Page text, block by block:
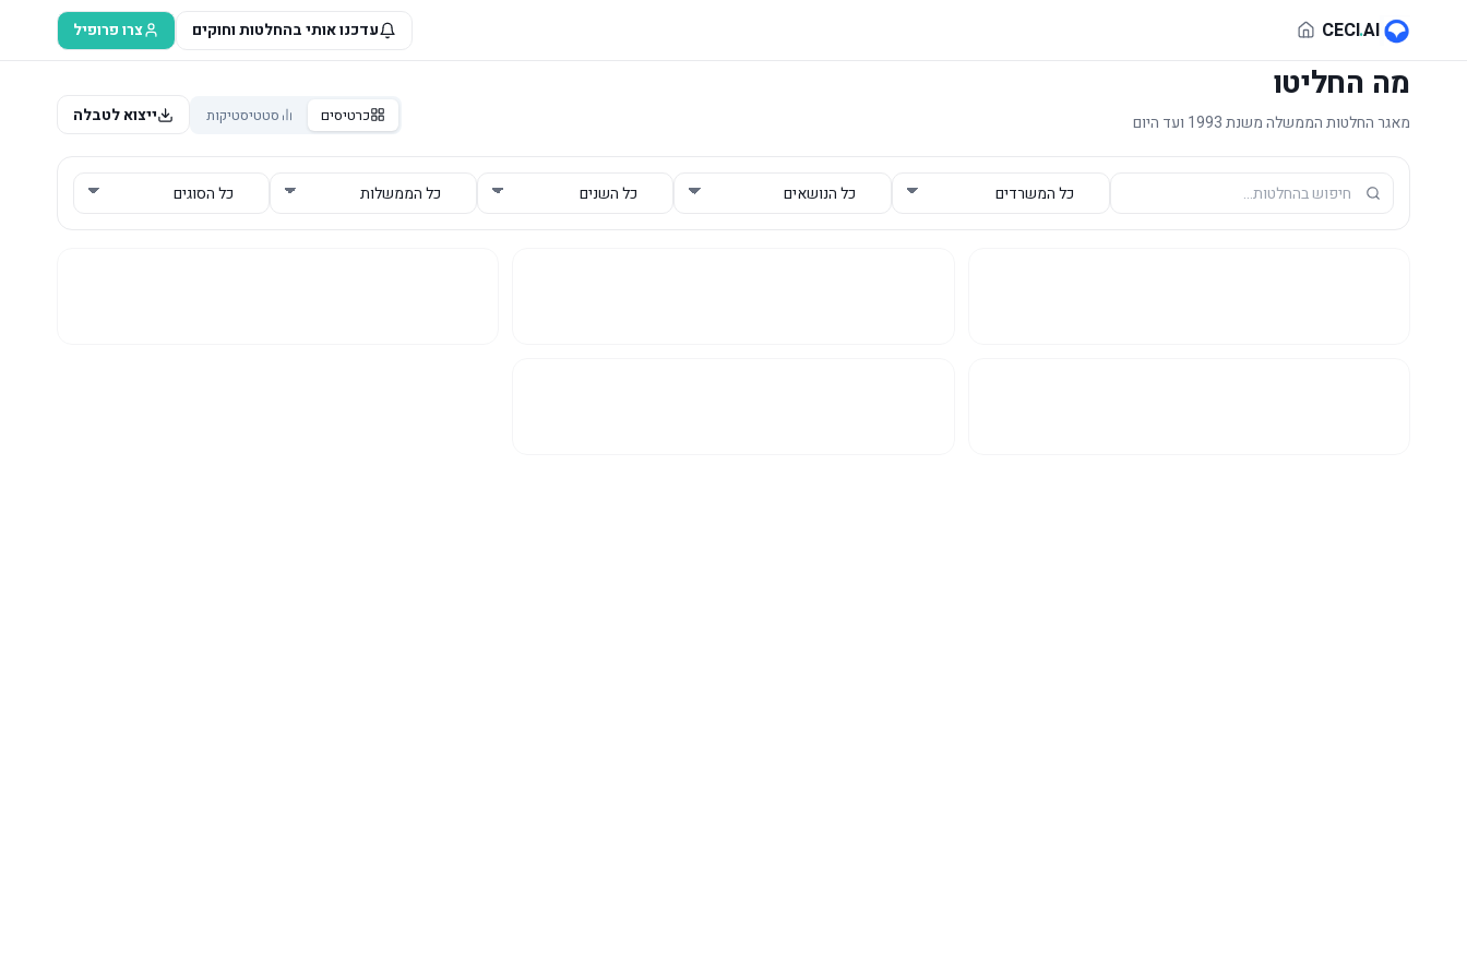
דלג לתוכן הראשי
CECI.AI עדכנו אותי בהחלטות וחוקים צרו פרופיל
מה החליטו
מאגר החלטות הממשלה משנת 1993 ועד היום כרטיסים סטטיסטיקות ייצוא לטבלה